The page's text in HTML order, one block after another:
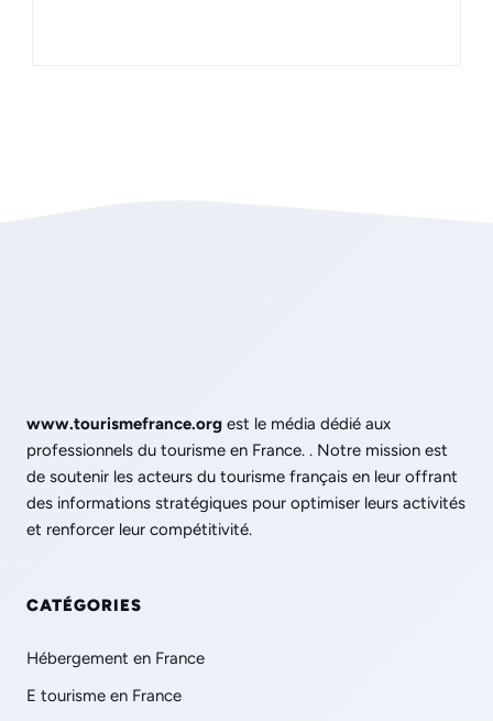
www.tourismefrance.org est le média dédié aux
professionnels du tourisme en France. . Notre mission est
de soutenir les acteurs du tourisme français en leur offrant
des informations stratégiques pour optimiser leurs activités
et renforcer leur compétitivité.
CATÉGORIES
Hébergement en France
E tourisme en France